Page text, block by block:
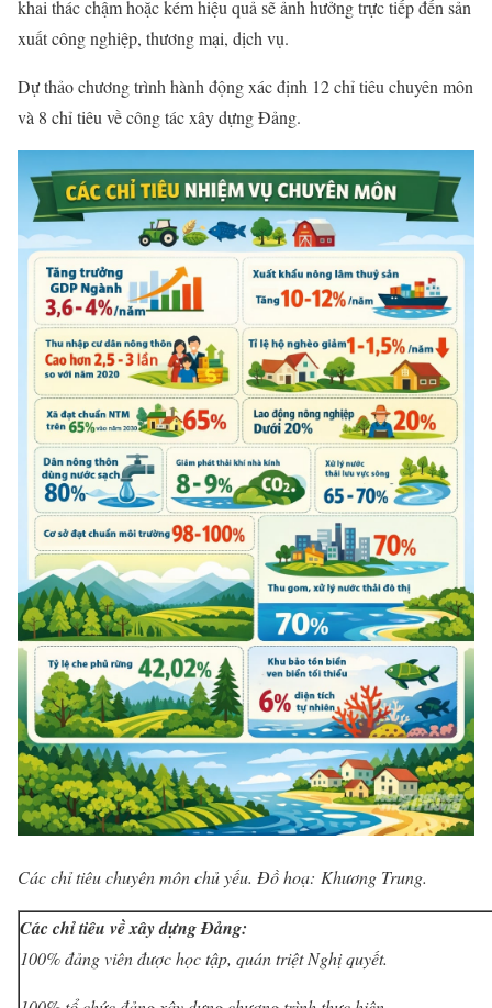
khai thác chậm hoặc kém hiệu quả sẽ ảnh hưởng trực tiếp đến sản
xuất công nghiệp, thương mại, dịch vụ.
Dự thảo chương trình hành động xác định 12 chỉ tiêu chuyên môn
và 8 chỉ tiêu về công tác xây dựng Đảng.
Các chỉ tiêu chuyên môn chủ yếu. Đồ hoạ: Khương Trung.
Các chỉ tiêu về xây dựng Đảng:
100% đảng viên được học tập, quán triệt Nghị quyết.